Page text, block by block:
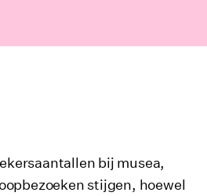
bij musea,
stijgen, hoewel